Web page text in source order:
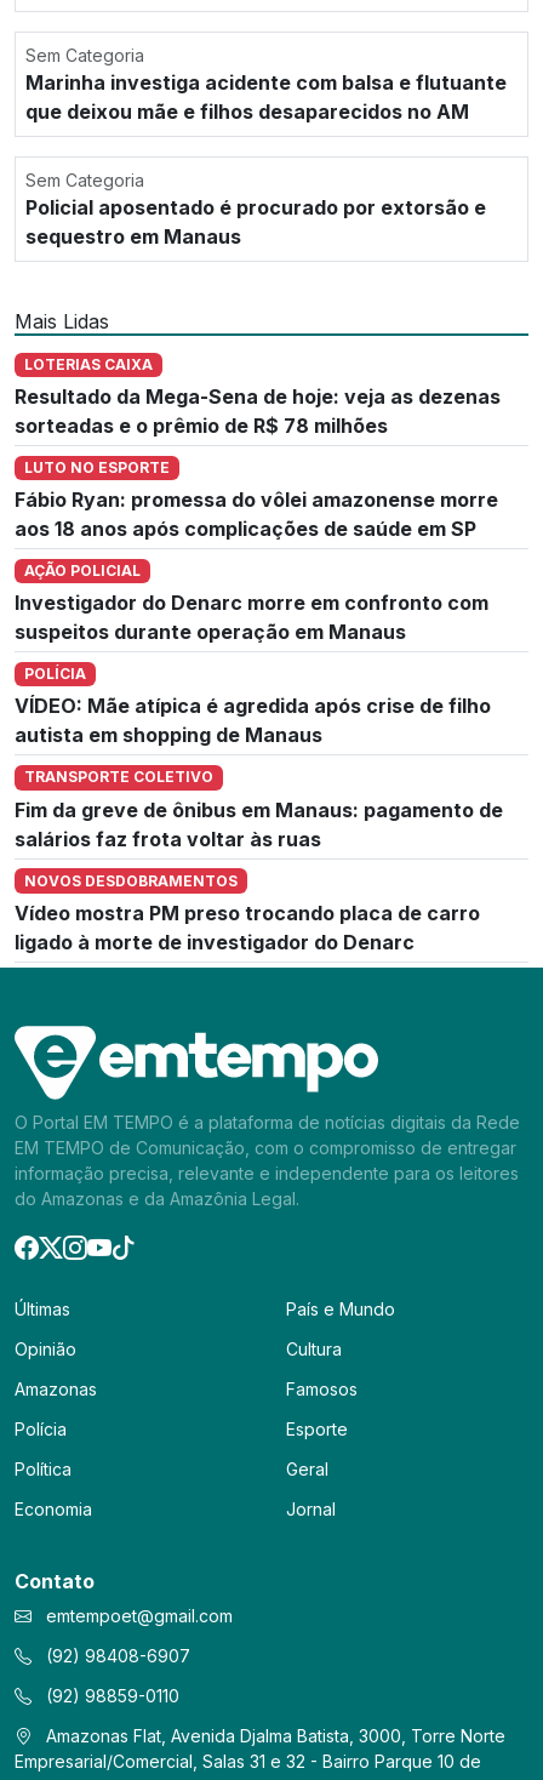
Sem Categoria
Marinha investiga acidente com balsa e flutuante
que deixou mãe e filhos desaparecidos no AM
Sem Categoria
Policial aposentado é procurado por extorsão e
sequestro em Manaus
Mais Lidas
LOTERIAS CAIXA
Resultado da Mega-Sena de hoje: veja as dezenas
sorteadas e o prêmio de R$ 78 milhões
LUTO NO ESPORTE
Fábio Ryan: promessa do vôlei amazonense morre
aos 18 anos após complicações de saúde em SP
AÇÃO POLICIAL
Investigador do Denarc morre em confronto com
suspeitos durante operação em Manaus
POLÍCIA
VÍDEO: Mãe atípica é agredida após crise de filho
autista em shopping de Manaus
TRANSPORTE COLETIVO
Fim da greve de ônibus em Manaus: pagamento de
salários faz frota voltar às ruas
NOVOS DESDOBRAMENTOS
Vídeo mostra PM preso trocando placa de carro
ligado à morte de investigador do Denarc
O Portal EM TEMPO é a plataforma de notícias digitais da Rede
EM TEMPO de Comunicação, com o compromisso de entregar
informação precisa, relevante e independente para os leitores
do Amazonas e da Amazônia Legal.
Últimas
Opinião
Amazonas
Polícia
Política
Economia
País e Mundo
Cultura
Famosos
Esporte
Geral
Jornal
Contato
emtempoet@gmail.com
(92) 98408-6907
(92) 98859-0110
Amazonas Flat, Avenida Djalma Batista, 3000, Torre Norte
Empresarial/Comercial, Salas 31 e 32 - Bairro Parque 10 de